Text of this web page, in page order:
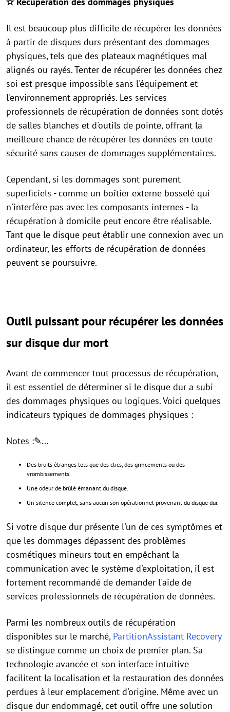
Il est beaucoup plus difficile de récupérer les données
à partir de disques durs présentant des dommages
physiques, tels que des plateaux magnétiques mal
alignés ou rayés. Tenter de récupérer les données chez
soi est presque impossible sans l'équipement et
l'environnement appropriés. Les services
professionnels de récupération de données sont dotés
de salles blanches et d'outils de pointe, offrant la
meilleure chance de récupérer les données en toute
sécurité sans causer de dommages supplémentaires.
Cependant, si les dommages sont purement
superficiels - comme un boîtier externe bosselé qui
n'interfère pas avec les composants internes - la
récupération à domicile peut encore être réalisable.
Tant que le disque peut établir une connexion avec un
ordinateur, les efforts de récupération de données
peuvent se poursuivre.
Outil puissant pour récupérer les données
sur disque dur mort
Avant de commencer tout processus de récupération,
il est essentiel de déterminer si le disque dur a subi
des dommages physiques ou logiques. Voici quelques
indicateurs typiques de dommages physiques :
Notes :✎...
Des bruits étranges tels que des clics, des grincements ou des
vrombissements.
Une odeur de brûlé émanant du disque.
Un silence complet, sans aucun son opérationnel provenant du disque dur.
Si votre disque dur présente l'un de ces symptômes et
que les dommages dépassent des problèmes
cosmétiques mineurs tout en empêchant la
communication avec le système d'exploitation, il est
fortement recommandé de demander l'aide de
services professionnels de récupération de données.
Parmi les nombreux outils de récupération
disponibles sur le marché, PartitionAssistant Recovery
se distingue comme un choix de premier plan. Sa
technologie avancée et son interface intuitive
facilitent la localisation et la restauration des données
perdues à leur emplacement d'origine. Même avec un
disque dur endommagé, cet outil offre une solution